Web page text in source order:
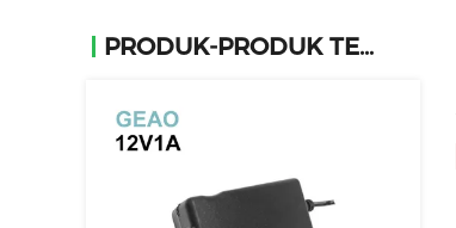
PRODUK-PRODUK TERKAIT